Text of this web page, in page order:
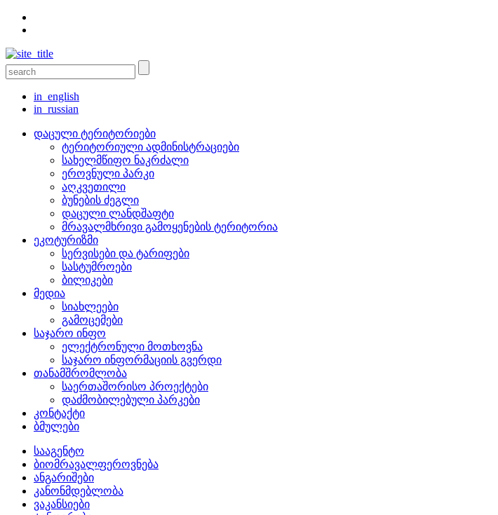
in_english
in_russian
დაცული ტერიტორიები
ტერიტორიული ადმინისტრაციები
სახელმწიფო ნაკრძალი
ეროვნული პარკი
აღკვეთილი
ბუნების ძეგლი
დაცული ლანდშაფტი
მრავალმხრივი გამოყენების ტერიტორია
ეკოტურიზმი
სერვისები და ტარიფები
სასტუმროები
ბილიკები
მედია
სიახლეები
გამოცემები
საჯარო ინფო
ელექტრონული მოთხოვნა
საჯარო ინფორმაციის გვერდი
თანამშრომლობა
საერთაშორისო პროექტები
დაძმობილებული პარკები
კონტაქტი
ბმულები
სააგენტო
ბიომრავალფეროვნება
ანგარიშები
კანონმდებლობა
ვაკანსიები